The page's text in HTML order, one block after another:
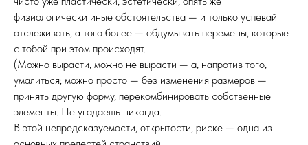
физиологически иные обстоятельства — и только успевай
отслеживать, а того более — обдумывать перемены, которые
с тобой при этом происходят.
(Можно вырасти, можно не вырасти — а, напротив того,
умалиться; можно просто — без изменения размеров —
принять другую форму, перекомбинировать собственные
элементы. Не угадаешь никогда.
В этой непредсказуемости, открытости, риске — одна из